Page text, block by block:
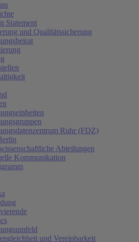
Statement
und Qualitätssicherung
Ruhr (FDZ)
Abteilungen
Kommunikation
und Vereinbarkeit